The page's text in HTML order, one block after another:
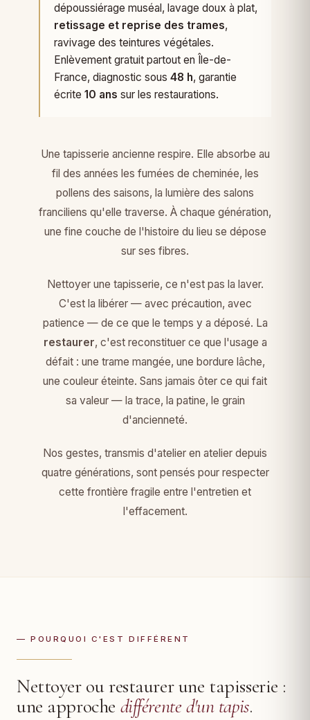
dépoussiérage muséal, lavage doux à plat,
retissage et reprise des trames,
ravivage des teintures végétales.
Enlèvement gratuit partout en Île-de-
France, diagnostic sous 48 h, garantie
écrite 10 ans sur les restaurations.
Une tapisserie ancienne respire. Elle absorbe au
fil des années les fumées de cheminée, les
pollens des saisons, la lumière des salons
franciliens qu'elle traverse. À chaque génération,
une fine couche de l'histoire du lieu se dépose
sur ses fibres.
Nettoyer une tapisserie, ce n'est pas la laver.
C'est la libérer — avec précaution, avec
patience — de ce que le temps y a déposé. La
restaurer, c'est reconstituer ce que l'usage a
défait : une trame mangée, une bordure lâche,
une couleur éteinte. Sans jamais ôter ce qui fait
sa valeur — la trace, la patine, le grain
d'ancienneté.
Nos gestes, transmis d'atelier en atelier depuis
quatre générations, sont pensés pour respecter
cette frontière fragile entre l'entretien et
l'effacement.
— POURQUOI C'EST DIFFÉRENT
Nettoyer ou restaurer une tapisserie :
une approche différente d'un tapis.